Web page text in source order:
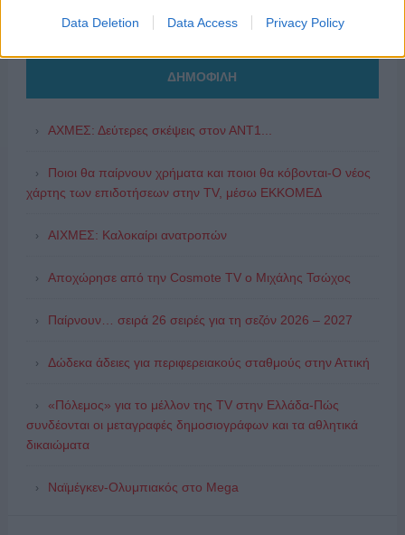
Data Deletion Data Access Privacy Policy
ΔΗΜΟΦΙΛΗ
ΑΧΜΕΣ: Δεύτερες σκέψεις στον ΑΝΤ1...
Ποιοι θα παίρνουν χρήματα και ποιοι θα κόβονται-Ο νέος
χάρτης των επιδοτήσεων στην TV, μέσω ΕΚΚΟΜΕΔ
ΑΙΧΜΕΣ: Καλοκαίρι ανατροπών
Αποχώρησε από την Cosmote TV o Μιχάλης Τσώχος
Παίρνουν… σειρά 26 σειρές για τη σεζόν 2026 – 2027
Δώδεκα άδειες για περιφερειακούς σταθμούς στην Αττική
«Πόλεμος» για το μέλλον της TV στην Ελλάδα-Πώς
συνδέονται οι μεταγραφές δημοσιογράφων και τα αθλητικά
δικαιώματα
Ναϊμέγκεν-Ολυμπιακός στο Mega